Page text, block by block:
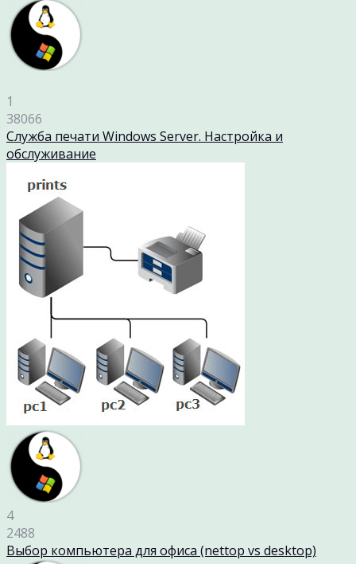
1
38066
Служба печати Windows Server. Настройка и
обслуживание
4
2488
Выбор компьютера для офиса (nettop vs desktop)